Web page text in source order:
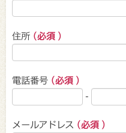
住所 (必須 )
電話番号 (必須 )
-
メールアドレス (必須 )